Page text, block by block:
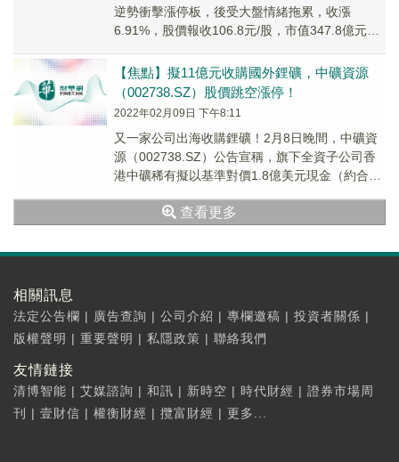
逆勢衝擊漲停板，後受大盤情緒拖累，收漲
6.91%，股價報收106.8元/股，市值347.8億元，
【焦點】擬11億元收購國外鋰礦，中礦資源
（002738.SZ）股價跳空漲停！
2022年02月09日 下午8:11
又一家公司出海收購鋰礦！2月8日晚間，中礦資
源（002738.SZ）公告宣稱，旗下全資子公司香
港中礦稀有擬以基準對價1.8億美元現金（約合人
查看更多
相關訊息
法定公告欄 | 廣告查詢 | 公司介紹 | 專欄邀稿 | 投資者關係 |
版權聲明 | 重要聲明 | 私隱政策 | 聯絡我們
友情鏈接
清博智能 | 艾媒諮詢 | 和訊 | 新時空 | 時代財經 | 證券市場周
刊
| 壹財信 | 權衡財經 | 攬富財經 | 更多...